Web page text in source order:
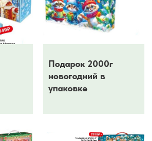
Подарок 2000г
новогодний в
упаковке